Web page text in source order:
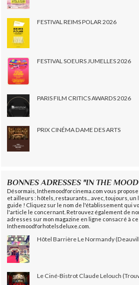
FESTIVAL REIMS POLAR 2026
FESTIVAL SOEURS JUMELLES 2026
PARIS FILM CRITICS AWARDS 2026
PRIX CINÉMA DAME DES ARTS
BONNES ADRESSES "IN THE
Désormais, Inthemoodforcinema.com vous
et ailleurs : hôtels, restaurants... avec, toujours, un
guide ! Cliquez sur le nom de l'établissement qui
l'article le concernant. Retrouvez également de
adresses sur mon magazine en ligne consacré à
Inthemoodforhotelsdeluxe.com.
Hôtel Barrière Le Normandy
Le Ciné-Bistrot Claude Lelouch